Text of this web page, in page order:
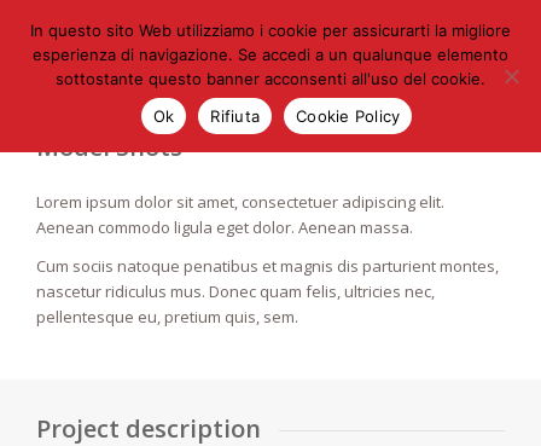
Model Shots
Lorem ipsum dolor sit amet, consectetuer adipiscing elit.
Aenean commodo ligula eget dolor. Aenean massa.
Cum sociis natoque penatibus et magnis dis parturient montes,
nascetur ridiculus mus. Donec quam felis, ultricies nec,
pellentesque eu, pretium quis, sem.
Project description
In questo sito Web utilizziamo i cookie per assicurarti la migliore
esperienza di navigazione. Se accedi a un qualunque elemento
sottostante questo banner acconsenti all'uso del cookie.
Ok
Rifiuta Cookie Policy